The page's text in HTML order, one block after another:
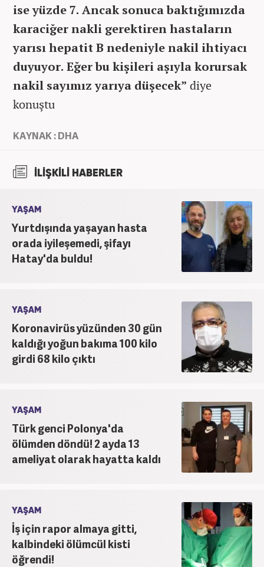
ise yüzde 7. Ancak sonuca baktığımızda
karaciğer nakli gerektiren hastaların
yarısı hepatit B nedeniyle nakil ihtiyacı
duyuyor. Eğer bu kişileri aşıyla korursak
nakil sayımız yarıya düşecek” diye
konuştu
KAYNAK : DHA
İLİŞKİLİ HABERLER
YAŞAM
Yurtdışında yaşayan hasta
orada iyileşemedi, şifayı
Hatay'da buldu!
YAŞAM
Koronavirüs yüzünden 30 gün
kaldığı yoğun bakıma 100 kilo
girdi 68 kilo çıktı
YAŞAM
Türk genci Polonya'da
ölümden döndü! 2 ayda 13
ameliyat olarak hayatta kaldı
YAŞAM
İş için rapor almaya gitti,
kalbindeki ölümcül kisti
öğrendi!